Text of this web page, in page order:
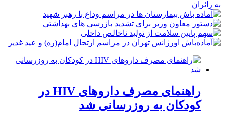
راهنمای مصرف داروهای HIV در
کودکان به روزرسانی شد